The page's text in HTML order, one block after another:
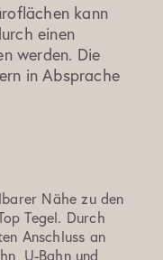
kann
einen
werden. Die
in Absprache
Nähe zu den
Tegel. Durch
Anschluss an
U-Bahn und